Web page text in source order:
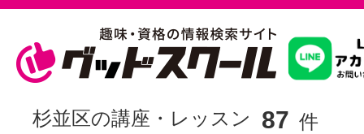
習いたいこ
杉並区の講座・レッスン 87 件